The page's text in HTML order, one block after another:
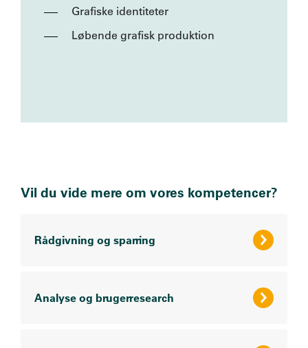
Grafiske identiteter
Løbende grafisk produktion
Vil du vide mere om vores kompetencer?
Rådgivning og sparring
Analyse og brugerresearch